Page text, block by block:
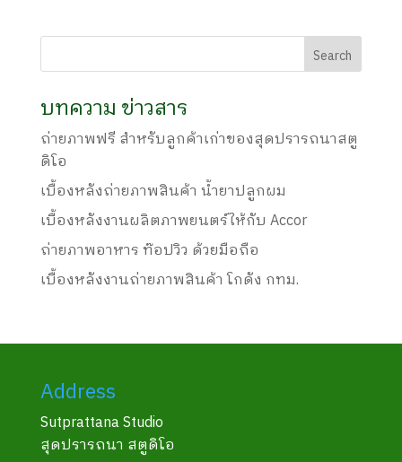
บทความ ข่าวสาร
ถ่ายภาพฟรี สำหรับลูกค้าเก่าของสุดปรารถนาสตู
ดิโอ
เบื้องหลังถ่ายภาพสินค้า น้ำยาปลูกผม
เบื้องหลังงานผลิตภาพยนตร์ให้กับ Accor
ถ่ายภาพอาหาร ท๊อปวิว ด้วยมือถือ
เบื้องหลังงานถ่ายภาพสินค้า โกดัง กทม.
Address
Sutprattana Studio
สุดปรารถนา สตูดิโอ